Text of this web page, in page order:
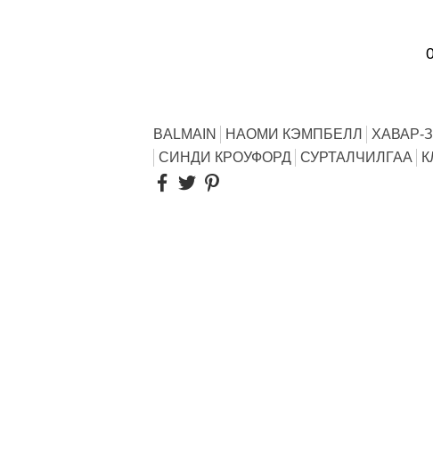
BALMAIN НАОМИ КЭМПБЕЛЛ ХАВАР-
СИНДИ КРОУФОРД СУРТАЛЧИЛГАА